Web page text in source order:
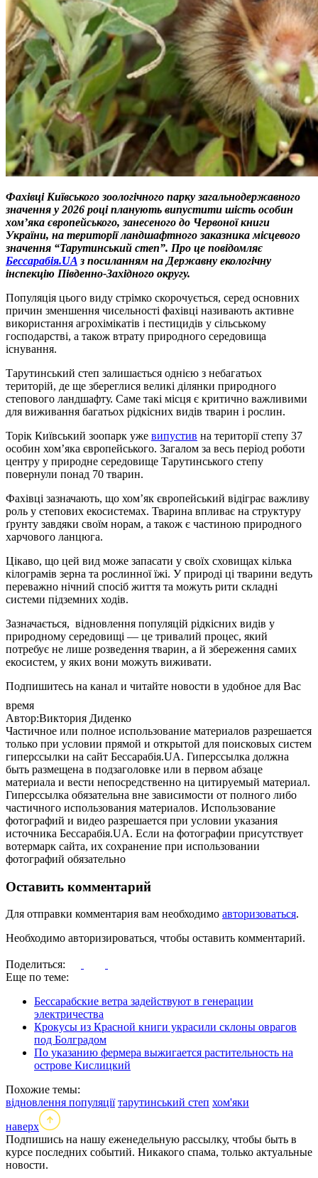
Фахівці Київського зоологічного парку загальнодержавного
значення у 2026 році планують випустити шість особин
хом’яка європейського, занесеного до Червоної книги
України, на території ландшафтного заказника місцевого
значення “Тарутинський степ”. Про це повідомляє
Бессарабія.UA з посиланням на Державну екологічну
інспекцію Південно-Західного округу.
Популяція цього виду стрімко скорочується, серед основних
причин зменшення чисельності фахівці називають активне
використання агрохімікатів і пестицидів у сільському
господарстві, а також втрату природного середовища
існування.
Тарутинський степ залишається однією з небагатьох
територій, де ще збереглися великі ділянки природного
степового ландшафту. Саме такі місця є критично важливими
для виживання багатьох рідкісних видів тварин і рослин.
Торік Київський зоопарк уже випустив на території степу 37
особин хом’яка європейського. Загалом за весь період роботи
центру у природне середовище Тарутинського степу
повернули понад 70 тварин.
Фахівці зазначають, що хом’як європейський відіграє важливу
роль у степових екосистемах. Тварина впливає на структуру
ґрунту завдяки своїм норам, а також є частиною природного
харчового ланцюга.
Цікаво, що цей вид може запасати у своїх сховищах кілька
кілограмів зерна та рослинної їжі. У природі ці тварини ведуть
переважно нічний спосіб життя та можуть рити складні
системи підземних ходів.
Зазначається, відновлення популяцій рідкісних видів у
природному середовищі — це тривалий процес, який
потребує не лише розведення тварин, а й збереження самих
екосистем, у яких вони можуть виживати.
Подпишитесь на канал и читайте новости в удобное для Вас
время
Автор:Виктория Диденко
Частичное или полное использование материалов разрешается
только при условии прямой и открытой для поисковых систем
гиперссылки на сайт Бессарабія.UA. Гиперссылка должна
быть размещена в подзаголовке или в первом абзаце
материала и вести непосредственно на цитируемый материал.
Гиперссылка обязательна вне зависимости от полного либо
частичного использования материалов. Использование
фотографий и видео разрешается при условии указания
источника Бессарабія.UA. Если на фотографии присутствует
вотермарк сайта, их сохранение при использовании
фотографий обязательно
Оставить комментарий
Для отправки комментария вам необходимо авторизоваться.
Необходимо авторизироваться, чтобы оставить комментарий.
Поделиться:
Еще по теме:
Бессарабские ветра задействуют в генерации
электричества
Крокусы из Красной книги украсили склоны оврагов
под Болградом
По указанию фермера выжигается растительность на
острове Кислицкий
Похожие темы:
відновлення популяції тарутинський степ хом'яки
наверх
Подпишись на нашу еженедельную рассылку, чтобы быть в
курсе последних событий. Никакого спама, только актуальные
новости.